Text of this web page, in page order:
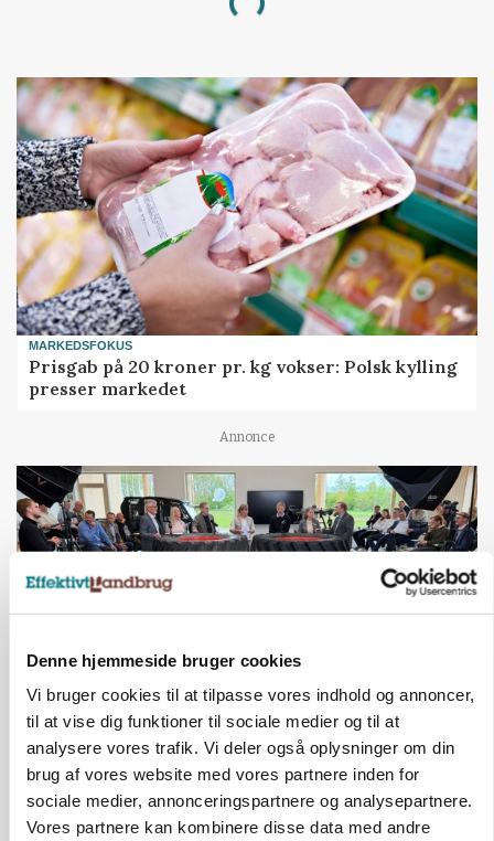
Denne hjemmeside bruger cookies
Vi bruger cookies til at tilpasse vores indhold og annoncer,
til at vise dig funktioner til sociale medier og til at
analysere vores trafik. Vi deler også oplysninger om din
brug af vores website med vores partnere inden for
sociale medier, annonceringspartnere og analysepartnere.
Vores partnere kan kombinere disse data med andre
Loading...
MARKEDSFOKUS
Prisgab på 20 kroner pr. kg vokser: Polsk kylling
presser markedet
Annonce
Ejer eller medejer? Nyt tv-format udfordrer
landbrugets ejerstruktur
Annonce